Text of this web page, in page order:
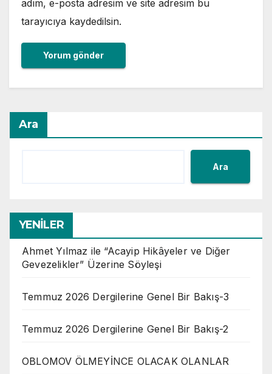
adım, e-posta adresim ve site adresim bu
tarayıcıya kaydedilsin.
Ara
Ara
YENİLER
Ahmet Yılmaz ile “Acayip Hikâyeler ve Diğer
Gevezelikler” Üzerine Söyleşi
Temmuz 2026 Dergilerine Genel Bir Bakış-3
Temmuz 2026 Dergilerine Genel Bir Bakış-2
OBLOMOV ÖLMEYİNCE OLACAK OLANLAR